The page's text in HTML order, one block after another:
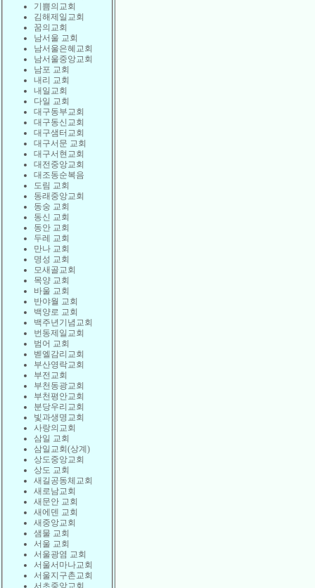
기쁨의교회
김해제일교회
꿈의교회
남서울 교회
남서울은혜교회
남서울중앙교회
남포 교회
내리 교회
내일교회
다일 교회
대구동부교회
대구동신교회
대구샘터교회
대구서문 교회
대구서현교회
대전중앙교회
대조동순복음
도림 교회
동래중앙교회
동숭 교회
동신 교회
동안 교회
두레 교회
만나 교회
명성 교회
모새골교회
목양 교회
바울 교회
반야월 교회
백양로 교회
백주년기념교회
번동제일교회
범어 교회
벧엘감리교회
부산영락교회
부전교회
부천동광교회
부천평안교회
분당우리교회
빛과생명교회
사랑의교회
삼일 교회
삼일교회(상계)
상도중앙교회
상도 교회
새길공동체교회
새로남교회
새문안 교회
새에덴 교회
새중앙교회
샘물 교회
서울 교회
서울광염 교회
서울서마나교회
서울지구촌교회
서초중앙교회